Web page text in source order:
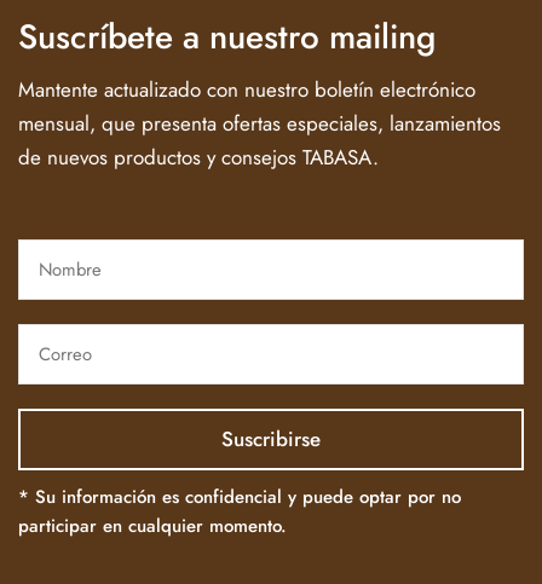
Suscríbete a nuestro mailing
Mantente actualizado con nuestro boletín electrónico
mensual, que presenta ofertas especiales, lanzamientos
de nuevos productos y consejos TABASA.
* Su información es confidencial y puede optar por no
participar en cualquier momento.